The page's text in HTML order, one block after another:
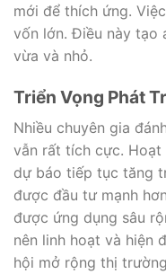
mới để thích ứng.
vốn lớn. Điều này tạo
vừa và nhỏ.
Triển Vọng Phát
Nhiều chuyên gia
vẫn rất tích cực.
dự báo tiếp tục tăng
được đầu tư mạnh
được ứng dụng sâu
nên linh hoạt và hiện
hội mở rộng thị